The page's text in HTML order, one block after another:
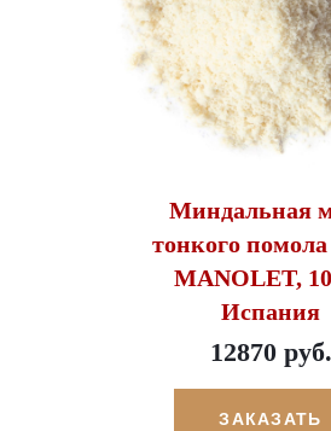
Миндальная
тонкого
MANOLET,
Испания
12870 руб.
ЗАКАЗАТЬ